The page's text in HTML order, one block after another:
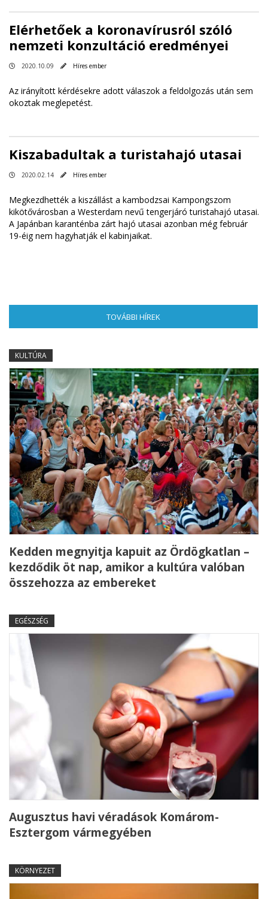
Elérhetőek a koronavírusról szóló
nemzeti konzultáció eredményei
2020.10.09 Híres ember
Az irányított kérdésekre adott válaszok a feldolgozás után sem
okoztak meglepetést.
Kiszabadultak a turistahajó utasai
2020.02.14 Híres ember
Megkezdhették a kiszállást a kambodzsai Kampongszom
kikötővárosban a Westerdam nevű tengerjáró turistahajó utasai.
A Japánban karanténba zárt hajó utasai azonban még február
19-éig nem hagyhatják el kabinjaikat.
TOVÁBBI HÍREK
KULTÚRA
Kedden megnyitja kapuit az Ördögkatlan –
kezdődik öt nap, amikor a kultúra valóban
összehozza az embereket
EGÉSZSÉG
Augusztus havi véradások Komárom-
Esztergom vármegyében
KÖRNYEZET